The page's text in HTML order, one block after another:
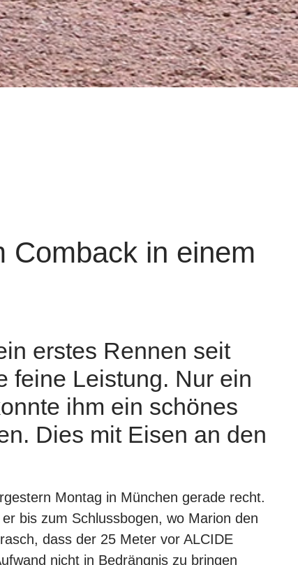
Comback in einem
erstes Rennen seit
feine Leistung. Nur ein
ihm ein schönes
Dies mit Eisen an den
Montag in München gerade recht.
bis zum Schlussbogen, wo Marion den
dass der 25 Meter vor ALCIDE
nicht in Bedrängnis zu bringen